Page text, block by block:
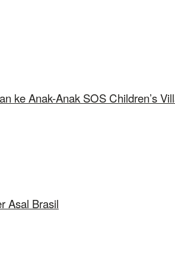
ke Anak-Anak SOS Children’s
Asal Brasil